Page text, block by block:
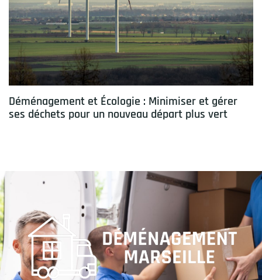
Déménagement et Écologie : Minimiser et gérer
ses déchets pour un nouveau départ plus vert